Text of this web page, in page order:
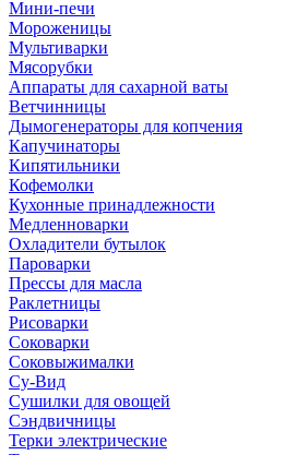
Мини-печи
Мороженицы
Мультиварки
Мясорубки
Аппараты для сахарной ваты
Ветчинницы
Дымогенераторы для копчения
Капучинаторы
Кипятильники
Кофемолки
Кухонные принадлежности
Медленноварки
Охладители бутылок
Пароварки
Прессы для масла
Раклетницы
Рисоварки
Соковарки
Соковыжималки
Су-Вид
Сушилки для овощей
Сэндвичницы
Терки электрические